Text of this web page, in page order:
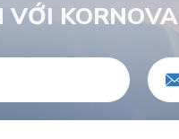
KORNOVA